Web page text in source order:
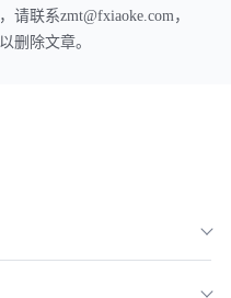
联系zmt@fxiaoke.com，
删除文章。